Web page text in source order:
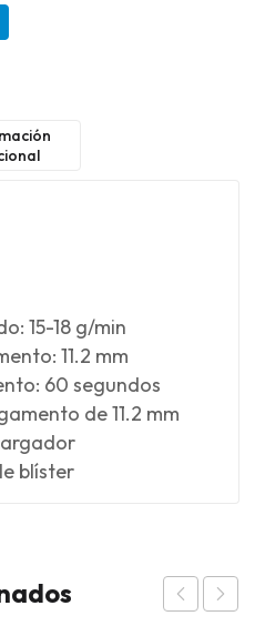
15-18 g/min
11.2 mm
60 segundos
de 11.2 mm
blíster